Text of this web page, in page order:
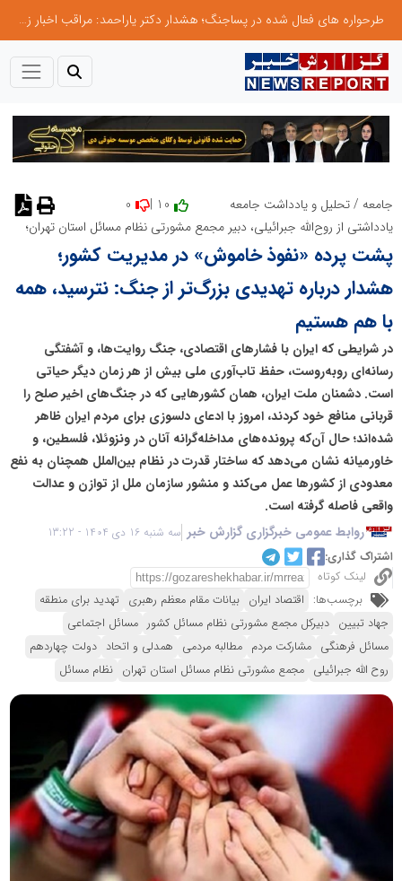
طرحواره های فعال شده در پساجنگ؛ هشدار دکتر یاراحمد: مراقب اخبار زرد و واکنش های هیجانی باشید
جامعه / تحلیل و یادداشت جامعه
یادداشتی از روح‌الله جبرائیلی، دبیر مجمع مشورتی نظام مسائل استان تهران؛
پشت پرده «نفوذ خاموش» در مدیریت کشور؛
هشدار درباره تهدیدی بزرگ‌تر از جنگ: نترسید، همه
با هم هستیم
در شرایطی که ایران با فشارهای اقتصادی، جنگ روایت‌ها، و آشفتگی
رسانه‌ای روبه‌روست، حفظ تاب‌آوری ملی بیش از هر زمان دیگر حیاتی
است. دشمنان ملت ایران، همان کشورهایی که در جنگ‌های اخیر صلح را
قربانی منافع خود کردند، امروز با ادعای دلسوزی برای مردم ایران ظاهر
شده‌اند؛ حال آن‌که پرونده‌های مداخله‌گرانه آنان در ونزوئلا، فلسطین، و
خاورمیانه نشان می‌دهد که ساختار قدرت در نظام بین‌الملل همچنان به نفع
معدودی از کشورها عمل می‌کند و منشور سازمان ملل از توازن و عدالت
واقعی فاصله گرفته است.
روابط عمومی خبرگزاری گزارش خبر سه شنبه 16 دی 1404 - 13:22
اشتراک گذاری:
لینک کوتاه
برچسب‌ها: اقتصاد ایران بیانات مقام معظم رهبری تهدید برای منطقه
جهاد تبیین دبیرکل مجمع مشورتی نظام مسائل کشور مسائل اجتماعی
مسائل فرهنگی مشارکت مردم مطالبه مردمی همدلی و اتحاد دولت چهاردهم
روح الله جبرائیلی مجمع مشورتی نظام مسائل استان تهران نظام مسائل